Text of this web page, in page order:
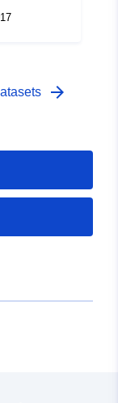
arrow_forward